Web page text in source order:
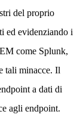
del proprio
ed evidenziando i
come Splunk,
tali minacce. Il
a dati di
agli endpoint.